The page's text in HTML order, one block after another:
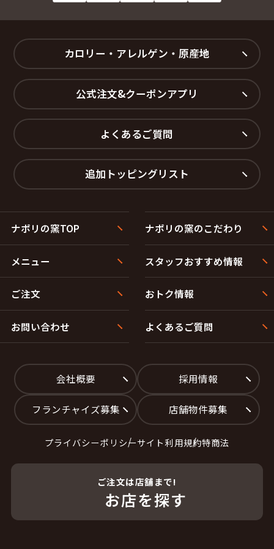
カロリー・アレルゲン・原産地
公式注文&クーポンアプリ
よくあるご質問
追加トッピングリスト
ナポリの窯TOP ナポリの窯のこだわり
メニュー スタッフおすすめ情報
ご注文 おトク情報
お問い合わせ よくあるご質問
会社概要 採用情報
フランチャイズ募集 店舗物件募集
プライバシーポリシーサイト利用規約特商法
ご注文は店舗まで!
お店を探す